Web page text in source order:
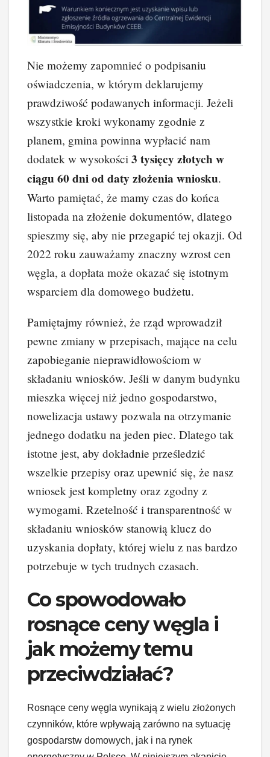
Nie możemy zapomnieć o podpisaniu
oświadczenia, w którym deklarujemy
prawdziwość podawanych informacji. Jeżeli
wszystkie kroki wykonamy zgodnie z
planem, gmina powinna wypłacić nam
dodatek w wysokości 3 tysięcy złotych w
ciągu 60 dni od daty złożenia wniosku.
Warto pamiętać, że mamy czas do końca
listopada na złożenie dokumentów, dlatego
spieszmy się, aby nie przegapić tej okazji. Od
2022 roku zauważamy znaczny wzrost cen
węgla, a dopłata może okazać się istotnym
wsparciem dla domowego budżetu.
Pamiętajmy również, że rząd wprowadził
pewne zmiany w przepisach, mające na celu
zapobieganie nieprawidłowościom w
składaniu wniosków. Jeśli w danym budynku
mieszka więcej niż jedno gospodarstwo,
nowelizacja ustawy pozwala na otrzymanie
jednego dodatku na jeden piec. Dlatego tak
istotne jest, aby dokładnie prześledzić
wszelkie przepisy oraz upewnić się, że nasz
wniosek jest kompletny oraz zgodny z
wymogami. Rzetelność i transparentność w
składaniu wniosków stanowią klucz do
uzyskania dopłaty, której wielu z nas bardzo
potrzebuje w tych trudnych czasach.
Co spowodowało
rosnące ceny węgla i
jak możemy temu
przeciwdziałać?
Rosnące ceny węgla wynikają z wielu złożonych
czynników, które wpływają zarówno na sytuację
gospodarstw domowych, jak i na rynek